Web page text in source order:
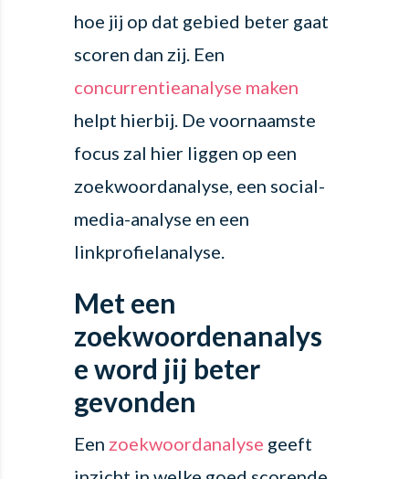
hoe jij op dat gebied beter gaat
scoren dan zij. Een
concurrentieanalyse maken
helpt hierbij. De voornaamste
focus zal hier liggen op een
zoekwoordanalyse, een social-
media-analyse en een
linkprofielanalyse.
Met een
zoekwoordenanalys
e word jij beter
gevonden
Een zoekwoordanalyse geeft